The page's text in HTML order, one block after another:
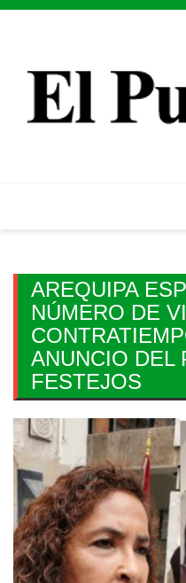
Skip
AREQUIPA
NÚMERO DE
ANUNCIO DEL
FESTEJOS